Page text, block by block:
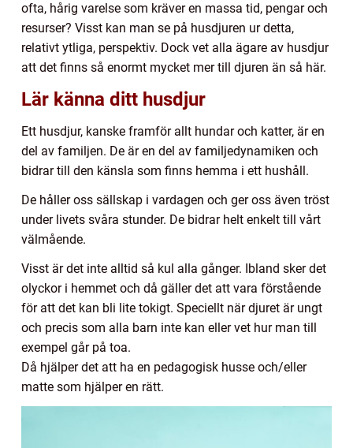
ofta, hårig varelse som kräver en massa tid, pengar och
resurser? Visst kan man se på husdjuren ur detta,
relativt ytliga, perspektiv. Dock vet alla ägare av husdjur
att det finns så enormt mycket mer till djuren än så här.
Lär känna ditt husdjur
Ett husdjur, kanske framför allt hundar och katter, är en
del av familjen. De är en del av familjedynamiken och
bidrar till den känsla som finns hemma i ett hushåll.
De håller oss sällskap i vardagen och ger oss även tröst
under livets svåra stunder. De bidrar helt enkelt till vårt
välmående.
Visst är det inte alltid så kul alla gånger. Ibland sker det
olyckor i hemmet och då gäller det att vara förstående
för att det kan bli lite tokigt. Speciellt när djuret är ungt
och precis som alla barn inte kan eller vet hur man till
exempel går på toa.
Då hjälper det att ha en pedagogisk husse och/eller
matte som hjälper en rätt.